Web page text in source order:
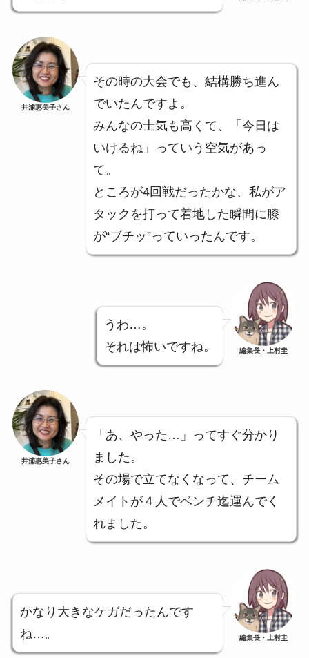
井浦惠美子さん
その時の大会でも、結構勝ち進ん
でいたんですよ。
みんなの士気も高くて、「今日は
いけるね」っていう空気があっ
て。
ところが4回戦だったかな、私がア
タックを打って着地した瞬間に膝
が“ブチッ”っていったんです。
うわ…。
それは怖いですね。
編集長・上村圭
井浦惠美子さん
「あ、やった…」ってすぐ分かり
ました。
その場で立てなくなって、チーム
メイトが４人でベンチ迄運んでく
れました。
かなり大きなケガだったんです
ね…。
編集長・上村圭